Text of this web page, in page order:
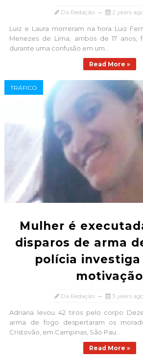
Da Redação 2 years
Luiz e Laura morreram na hora Luiz
Menezes de Lima, ambos de 17 anos,
durante uma confusão em um...
Read More »
TRÁFICO
Mulher é
disparos de arma
polícia investiga
motivação
Da Redação 3 years
Adriana levou 42 tiros pelo corpo
arma de fogo despertaram os
Cristovão, em Campinas, São Pau...
Read More »